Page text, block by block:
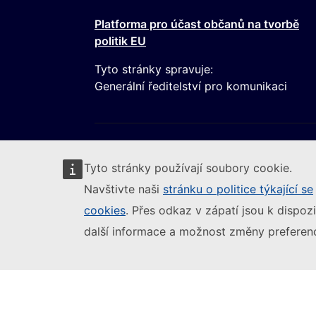
Tyto stránky používají soubory cookie.
Navštivte naši stránku o politice týkající se
cookies. Přes odkaz v zápatí jsou k
další informace a možnost změny
Platforma pro účast občanů na tvorbě
politik EU
Tyto stránky spravuje:
Generální ředitelství pro komunikaci
Следвайте Европейската комисия
Nahlásit zranitelnost IT(Externí odkaz)
Jazyková